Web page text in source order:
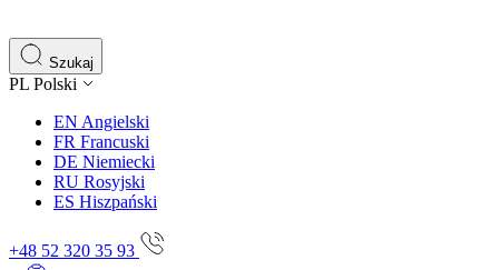
Szukaj
PL Polski
EN Angielski
FR Francuski
DE Niemiecki
RU Rosyjski
ES Hiszpański
+48 52 320 35 93
istotne i interesujące dla poszczególnych użytkowników
Nieklasyfikowane
Nieklasyfikowane pliki cookie, to pliki, które są w